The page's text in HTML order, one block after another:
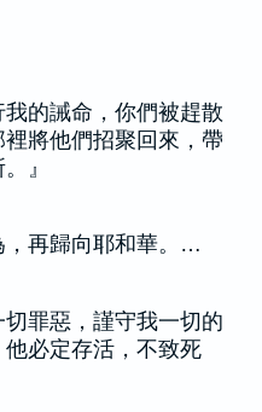
的誡命，你們被趕散
將他們招聚回來，帶
』
，再歸向耶和華。…
切罪惡，謹守我一切的
必定存活，不致死